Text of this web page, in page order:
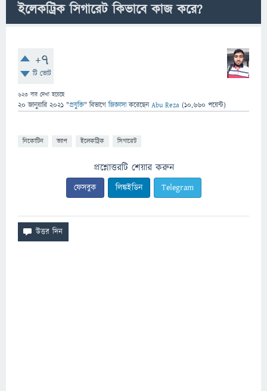
ইলেকট্রিক সিগারেট কিভাবে কাজ করে?
+7
টি ভোট
623 বার দেখা হয়েছে
20 জানুয়ারি 2021 "প্রযুক্তি" বিভাগে জিজ্ঞাসাকরেছেনAbu Reza (10,660 পয়েন্ট)
নিকোটিন ভ্যাপ ইলেকট্রিক সিগারেট
প্রশ্নোত্তরটি শেয়ার করুন
ফেসবুক লিঙ্কইডিন Telegram